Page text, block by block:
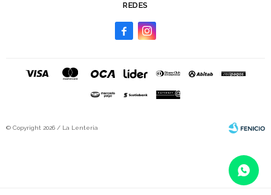
REDES
 
© Copyright 2026 / La Lenteria